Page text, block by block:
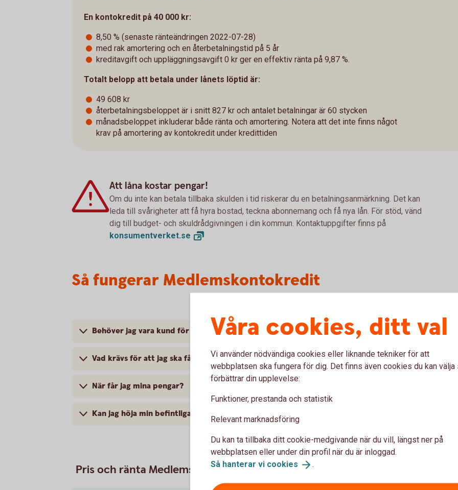
En kontokredit på 40 000 kr:
8,50 % (senaste ränteändringen 2022-07-28)
med rak amortering och en återbetalningstid på 5 år
kreditavgift och uppläggningsavgift 0 kr ger en effektiv ränta på 9,87 %.
Totalt belopp att betala under lånets löptid är:
49 608 kr
återbetalningsbeloppet är i snitt 827 kr och antalet betalningar är 60 stycken
månadsbeloppet inkluderar både ränta och amortering. Notera att det inte finns något
krav på amortering av kontokredit under kredittiden
Att låna kostar pengar!
Om du inte kan betala tillbaka skulden i tid riskerar du en betalningsanmärkning. Det kan
leda till svårigheter att få hyra bostad, teckna abonnemang och få nya lån. För stöd, vänd
dig till budget- och skuldrådgivningen i din kommun. Kontaktuppgifter finns på
konsumentverket.se
Så fungerar Medlemskontokredit
Behöver jag vara kund för att få låna?
Vad krävs för att jag ska få låna?
När får jag mina pengar?
Kan jag höja min befintliga kredit?
Pris och ränta Medlemskontokredit
Våra cookies, ditt val
Vi använder nödvändiga cookies eller liknande tekniker för att
webbplatsen ska fungera för dig. Det finns även cookies du kan välja
förbättrar din upplevelse:
Funktioner, prestanda och statistik
Relevant marknadsföring
Du kan ta tillbaka ditt cookie-medgivande när du vill, längst ner på
webbplatsen eller under din profil när du är inloggad.
Så hanterar vi cookies .